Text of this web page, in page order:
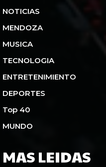
NOTICIAS
MENDOZA
MUSICA
TECNOLOGIA
ENTRETENIMIENTO
DEPORTES
Top 40
MUNDO
MAS LEIDAS